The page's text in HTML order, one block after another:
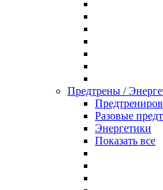
Предтрены /
Разовые
Энергетики
Показать все